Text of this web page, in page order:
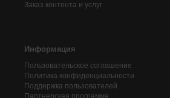
Заказ контента и услуг
Информация
Пользовательское соглашение
Политика конфиденциальности
Поддержка пользователей
Партнерская программа